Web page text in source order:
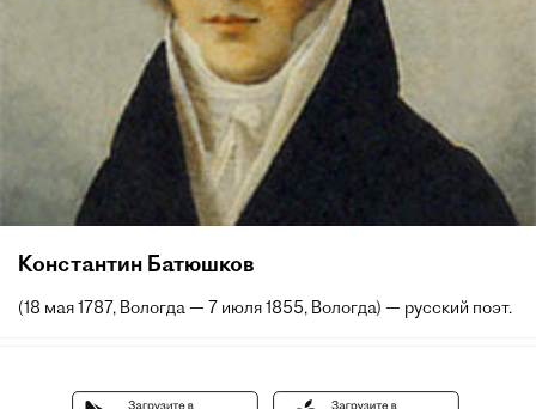
Константин Батюшков
(18 мая 1787, Вологда — 7 июля 1855, Вологда) — русский поэт.